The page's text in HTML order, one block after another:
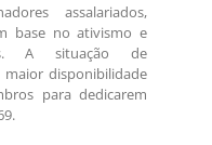
assalariados,
base no ativismo e
A situação de
disponibilidade
para dedicarem